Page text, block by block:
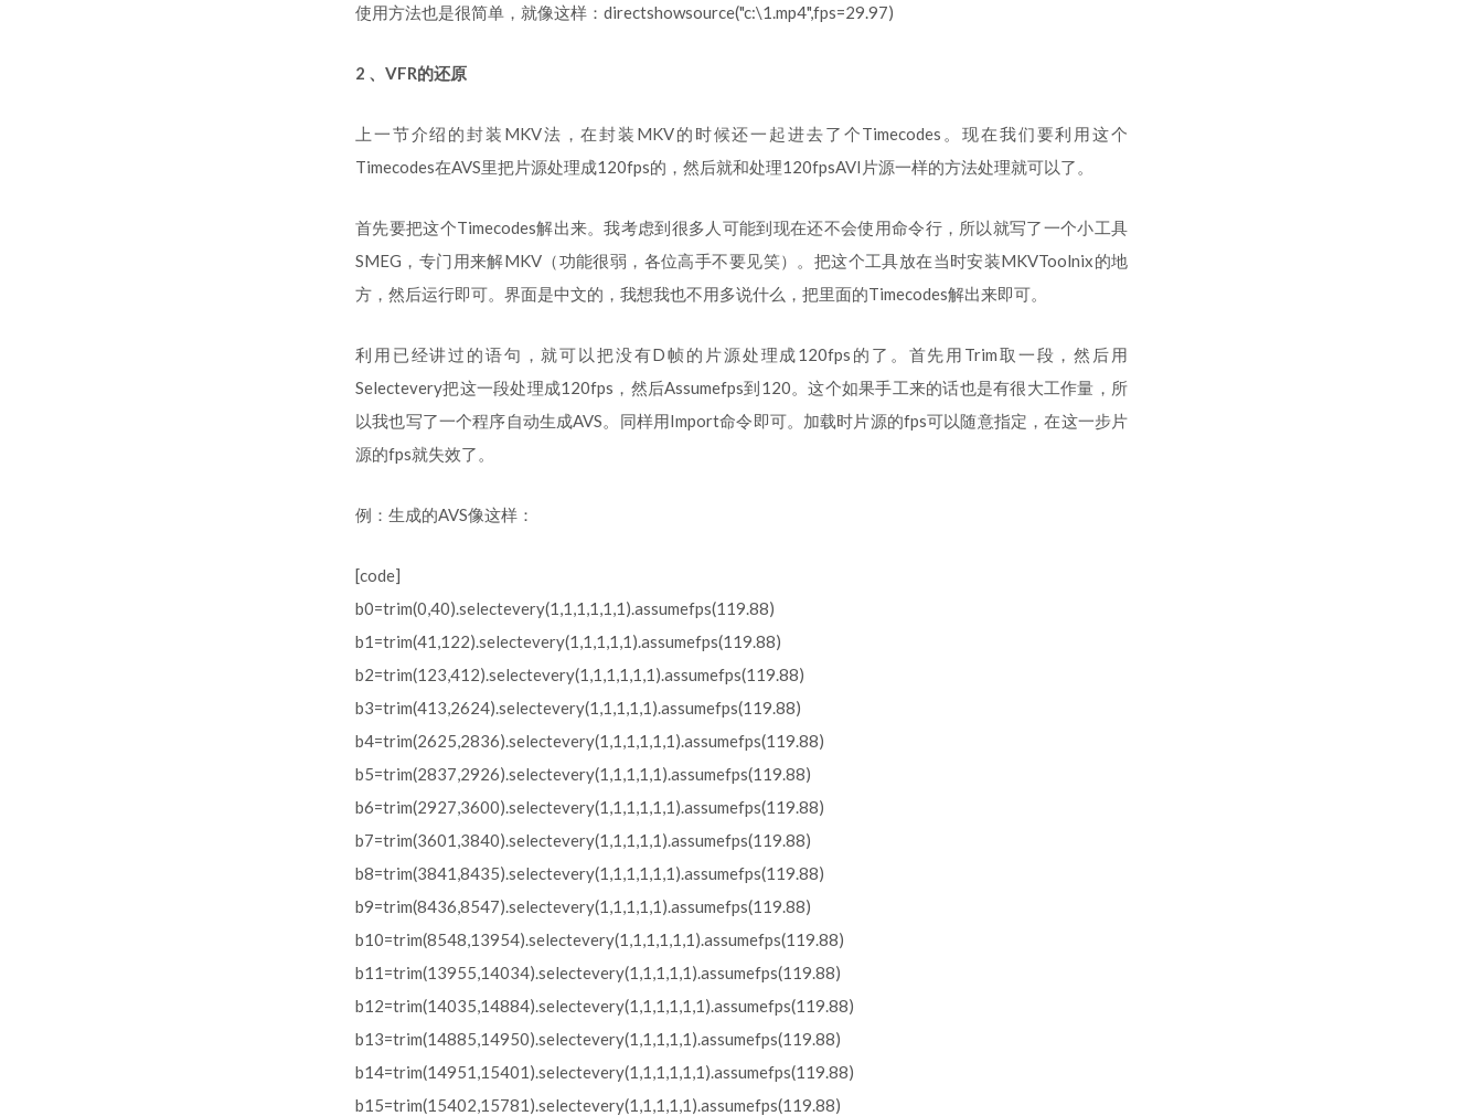
使用方法也是很简单，就像这样：directshowsource("c:\1.mp4",fps=29.97)
2 、VFR的还原
上一节介绍的封装MKV法，在封装MKV的时候还一起进去了个Timecodes。现在我们要利用这个
Timecodes在AVS里把片源处理成120fps的，然后就和处理120fpsAVI片源一样的方法处理就可以了。
首先要把这个Timecodes解出来。我考虑到很多人可能到现在还不会使用命令行，所以就写了一个小工具
SMEG，专门用来解MKV（功能很弱，各位高手不要见笑）。把这个工具放在当时安装MKVToolnix的地
方，然后运行即可。界面是中文的，我想我也不用多说什么，把里面的Timecodes解出来即可。
利用已经讲过的语句，就可以把没有D帧的片源处理成120fps的了。首先用Trim取一段，然后用
Selectevery把这一段处理成120fps，然后Assumefps到120。这个如果手工来的话也是有很大工作量，所
以我也写了一个程序自动生成AVS。同样用Import命令即可。加载时片源的fps可以随意指定，在这一步片
源的fps就失效了。
例：生成的AVS像这样：
[code]
b0=trim(0,40).selectevery(1,1,1,1,1,1).assumefps(119.88)
b1=trim(41,122).selectevery(1,1,1,1,1).assumefps(119.88)
b2=trim(123,412).selectevery(1,1,1,1,1,1).assumefps(119.88)
b3=trim(413,2624).selectevery(1,1,1,1,1).assumefps(119.88)
b4=trim(2625,2836).selectevery(1,1,1,1,1,1).assumefps(119.88)
b5=trim(2837,2926).selectevery(1,1,1,1,1).assumefps(119.88)
b6=trim(2927,3600).selectevery(1,1,1,1,1,1).assumefps(119.88)
b7=trim(3601,3840).selectevery(1,1,1,1,1).assumefps(119.88)
b8=trim(3841,8435).selectevery(1,1,1,1,1,1).assumefps(119.88)
b9=trim(8436,8547).selectevery(1,1,1,1,1).assumefps(119.88)
b10=trim(8548,13954).selectevery(1,1,1,1,1,1).assumefps(119.88)
b11=trim(13955,14034).selectevery(1,1,1,1,1).assumefps(119.88)
b12=trim(14035,14884).selectevery(1,1,1,1,1,1).assumefps(119.88)
b13=trim(14885,14950).selectevery(1,1,1,1,1).assumefps(119.88)
b14=trim(14951,15401).selectevery(1,1,1,1,1,1).assumefps(119.88)
b15=trim(15402,15781).selectevery(1,1,1,1,1).assumefps(119.88)